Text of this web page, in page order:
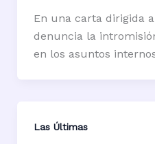
En una carta dirigida a
denuncia la
en los asuntos
Las Últimas